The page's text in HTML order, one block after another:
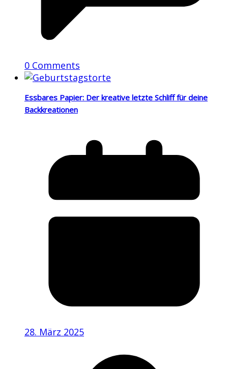
0 Comments
Essbares Papier: Der kreative letzte Schliff für deine
Backkreationen
28. März 2025